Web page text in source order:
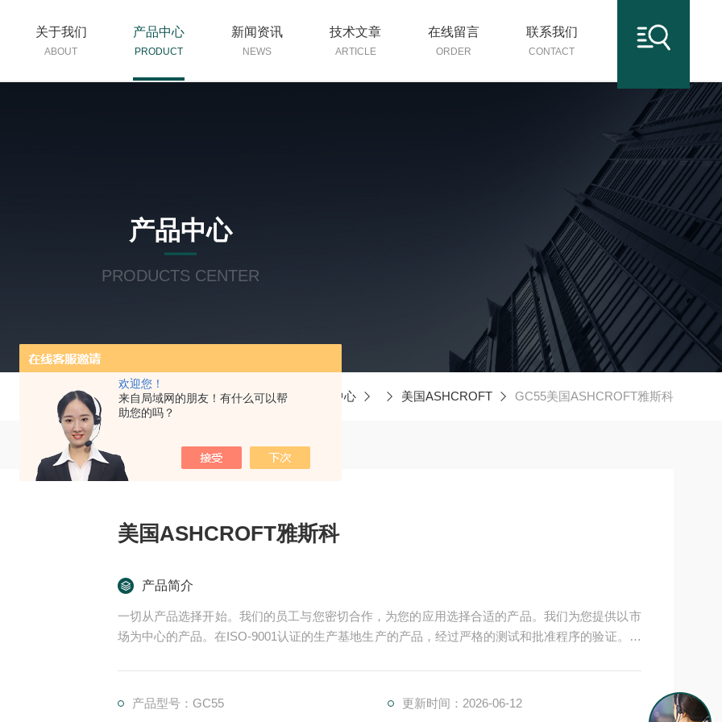
欢迎您！
来自局域网的朋友！有什么可以帮
助您的吗？
关于我们
ABOUT
产品中心
PRODUCT
新闻资讯
NEWS
技术文章
ARTICLE
在线留言
ORDER
联系我们
CONTACT
产品中心
PRODUCTS CENTER
当前位置：首页 产品中心 美国ASHCROFT GC55美国ASHCROFT雅斯科
美国ASHCROFT雅斯科
产品简介
一切从产品选择开始。我们的员工与您密切合作，为您的应用选择合适的产品。我们为您提供以市
场为中心的产品。在ISO-9001认证的生产基地生产的产品，经过严格的测试和批准程序的验证。我
尾流频率计算器 （WFC）美国ASHCROFT雅斯科
产品型号：GC55 更新时间：2026-06-12